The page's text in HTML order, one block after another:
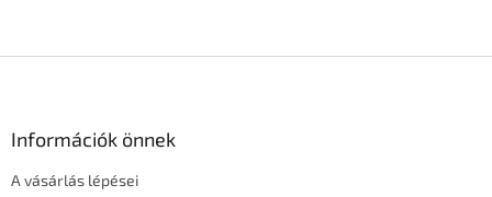
Információk önnek
A vásárlás lépései